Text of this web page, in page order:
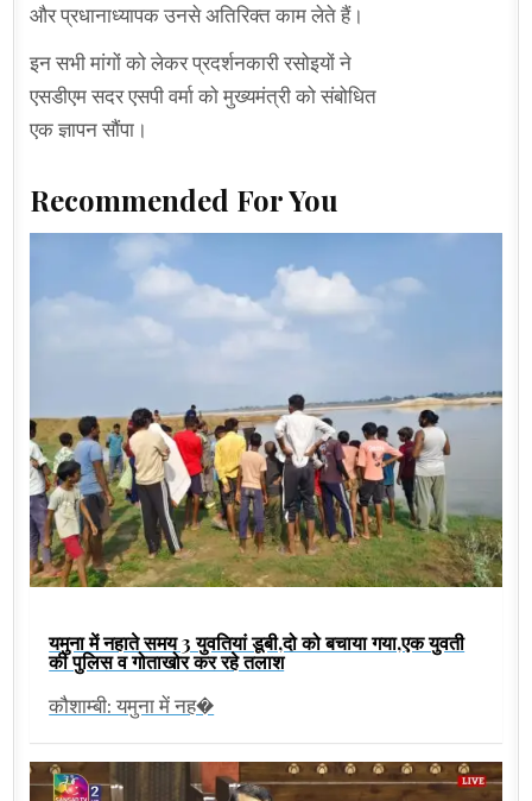
और प्रधानाध्यापक उनसे अतिरिक्त काम लेते हैं।
इन सभी मांगों को लेकर प्रदर्शनकारी रसोइयों ने
एसडीएम सदर एसपी वर्मा को मुख्यमंत्री को संबोधित
एक ज्ञापन सौंपा।
Recommended For You
यमुना में नहाते समय 3 युवतियां डूबी,दो को बचाया गया,एक युवती
की पुलिस व गोताखोर कर रहे तलाश
कौशाम्बी: यमुना में नह�